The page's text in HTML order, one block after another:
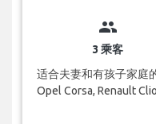
group
3 乘客
适合夫妻和有孩子家庭
Opel Corsa, Renault